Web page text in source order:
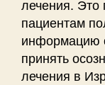
лечения. Это
пациентам
информацию
принять
лечения в